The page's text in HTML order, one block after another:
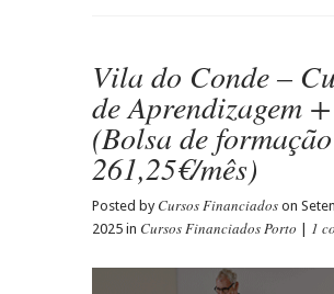
Vila do Conde –
de Aprendizagem +
(Bolsa de
261,25€/mês)
Posted by Cursos Financiados on
2025 in Cursos Financiados Porto 1